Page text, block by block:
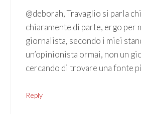
@deborah, Travaglio si parla
chiaramente di parte, ergo per
giornalista, secondo i miei
un’opinionista ormai, non un
cercando di trovare una fonte
Reply